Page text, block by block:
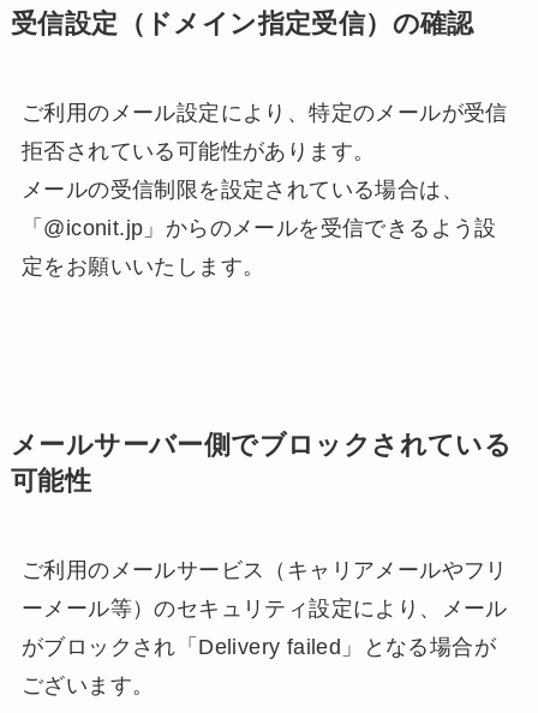
受信設定（ドメイン指定受信）の確認
ご利用のメール設定により、特定のメールが受信
拒否されている可能性があります。
メールの受信制限を設定されている場合は、
「@iconit.jp」からのメールを受信できるよう設
定をお願いいたします。
メールサーバー側でブロックされている
可能性
ご利用のメールサービス（キャリアメールやフリ
ーメール等）のセキュリティ設定により、メール
がブロックされ「Delivery failed」となる場合が
ございます。